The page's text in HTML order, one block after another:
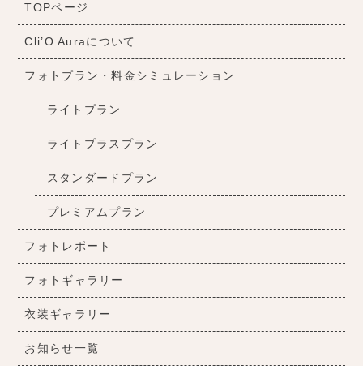
TOPページ
Cli’O Auraについて
フォトプラン・料金シミュレーション
ライトプラン
ライトプラスプラン
スタンダードプラン
プレミアムプラン
フォトレポート
フォトギャラリー
衣装ギャラリー
お知らせ一覧